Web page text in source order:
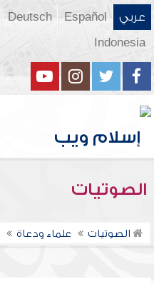
عربي Español
Deutsch
Indonesia
الصوتيات
الصوتيات علماء ودعاة